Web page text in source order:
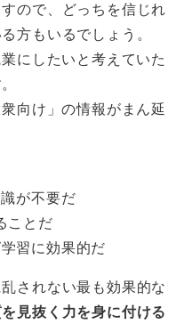
ので、どっちを信じれ
方もいるでしょう。
にしたいと考えていた
向け」の情報がまん延
が不要だ
ことだ
習に効果的だ
されない最も効果的な
見抜く力を身に付ける